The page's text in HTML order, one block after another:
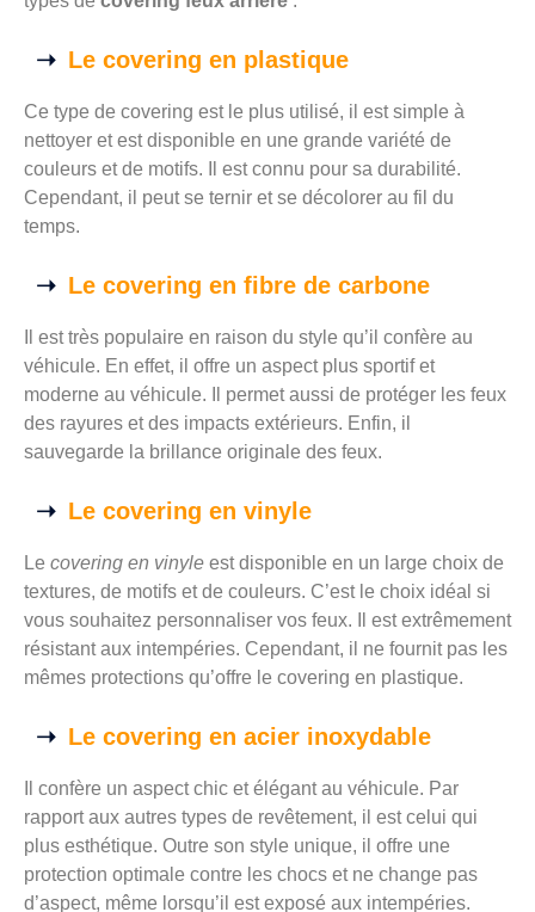
Le covering en plastique
Ce type de covering est le plus utilisé, il est simple à
nettoyer et est disponible en une grande variété de
couleurs et de motifs. Il est connu pour sa durabilité.
Cependant, il peut se ternir et se décolorer au fil du
temps.
Le covering en fibre de carbone
Il est très populaire en raison du style qu’il confère au
véhicule. En effet, il offre un aspect plus sportif et
moderne au véhicule. Il permet aussi de protéger les feux
des rayures et des impacts extérieurs. Enfin, il
sauvegarde la brillance originale des feux.
Le covering en vinyle
Le covering en vinyle est disponible en un large choix de
textures, de motifs et de couleurs. C’est le choix idéal si
vous souhaitez personnaliser vos feux. Il est extrêmement
résistant aux intempéries. Cependant, il ne fournit pas les
mêmes protections qu’offre le covering en plastique.
Le covering en acier inoxydable
Il confère un aspect chic et élégant au véhicule. Par
rapport aux autres types de revêtement, il est celui qui
plus esthétique. Outre son style unique, il offre une
protection optimale contre les chocs et ne change pas
d’aspect, même lorsqu’il est exposé aux intempéries.